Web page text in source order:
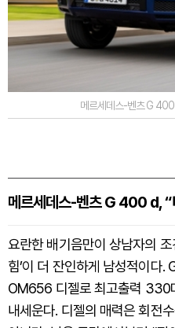
메르세데스-벤츠 G
메르세데스-벤츠 G 400 d, “
요란한 배기음만이 상남자의
힘’이 더 잔인하게 남성적이
OM656 디젤로 최고출력 330
내세운다. 디젤의 매력은 회전